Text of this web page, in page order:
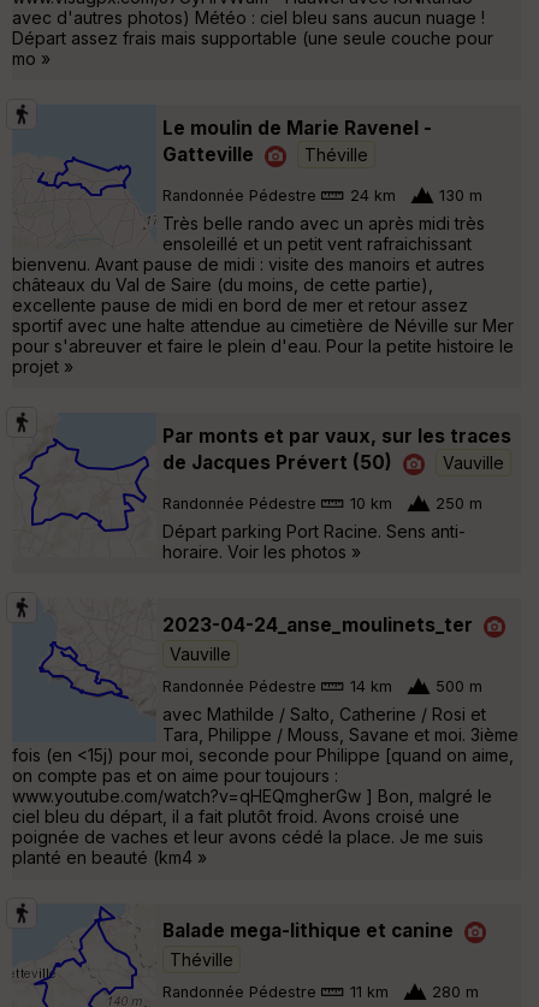
avec d'autres photos) Météo : ciel bleu sans aucun nuage !
Départ assez frais mais supportable (une seule couche pour
mo »
Le moulin de Marie Ravenel -
Gatteville
Théville
Randonnée Pédestre 24 km 130 m
Très belle rando avec un après midi très
ensoleillé et un petit vent rafraichissant
bienvenu. Avant pause de midi : visite des manoirs et autres
châteaux du Val de Saire (du moins, de cette partie),
excellente pause de midi en bord de mer et retour assez
sportif avec une halte attendue au cimetière de Néville sur Mer
pour s'abreuver et faire le plein d'eau. Pour la petite histoire le
projet »
Par monts et par vaux, sur les traces
de Jacques Prévert (50)
Vauville
Randonnée Pédestre 10 km 250 m
Départ parking Port Racine. Sens anti-
horaire. Voir les photos »
2023-04-24_anse_moulinets_ter
Vauville
Randonnée Pédestre 14 km 500 m
avec Mathilde / Salto, Catherine / Rosi et
Tara, Philippe / Mouss, Savane et moi. 3ième
fois (en <15j) pour moi, seconde pour Philippe [quand on aime,
on compte pas et on aime pour toujours :
www.youtube.com/watch?v=qHEQmgherGw ] Bon, malgré le
ciel bleu du départ, il a fait plutôt froid. Avons croisé une
poignée de vaches et leur avons cédé la place. Je me suis
planté en beauté (km4 »
Balade mega-lithique et canine
Théville
Randonnée Pédestre 11 km 280 m